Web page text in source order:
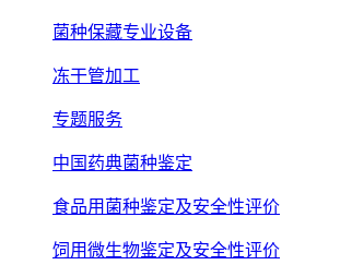
菌种保藏专业设备
冻干管加工
专题服务
中国药典菌种鉴定
食品用菌种鉴定及安全性评价
饲用微生物鉴定及安全性评价